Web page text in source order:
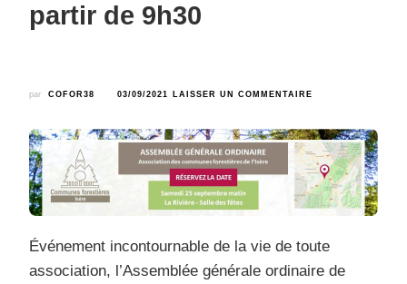
partir de 9h30
par COFOR38 03/09/2021 LAISSER UN COMMENTAIRE
DATE
–
AG
LE
SAMEDI
À
DE
Événement incontournable de la vie de toute
association, l’Assemblée générale ordinaire de